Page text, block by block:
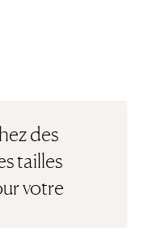
des
tailles
votre